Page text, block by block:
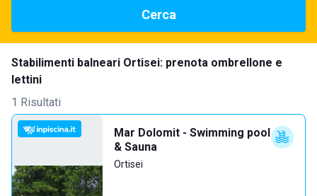
Cerca
Stabilimenti balneari Ortisei: prenota ombrellone e
lettini
1 Risultati
Mar Dolomit - Swimming pool
& Sauna
Ortisei